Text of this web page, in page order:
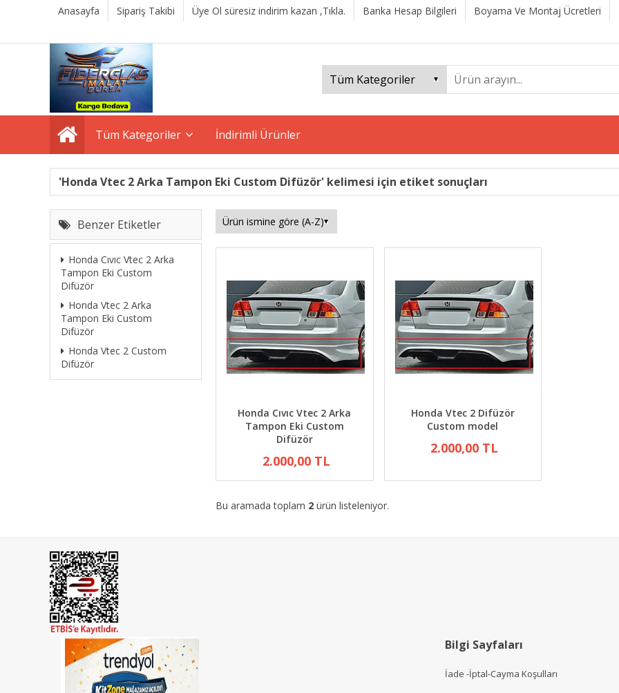
Anasayfa Sipariş Takibi Üye Ol süresiz indirim kazan ,Tıkla. Banka Hesap Bilgileri Boyama Ve Montaj Ücretleri
Tüm Kategoriler İndirimli Ürünler
'Honda Vtec 2 Arka Tampon Eki Custom Difüzör' kelimesi için etiket sonuçları
Benzer Etiketler
Honda Cıvıc Vtec 2 Arka
Tampon Eki Custom
Difüzör
Honda Vtec 2 Arka
Tampon Eki Custom
Difüzör
Honda Vtec 2 Custom
Difüzör
Honda Cıvıc Vtec 2 Arka
Tampon Eki Custom
Difüzör
2.000,00 TL
Honda Vtec 2 Difüzör
Custom model
2.000,00 TL
Bu aramada toplam 2 ürün listeleniyor.
Bilgi Sayfaları
İade -İptal-Cayma Koşulları